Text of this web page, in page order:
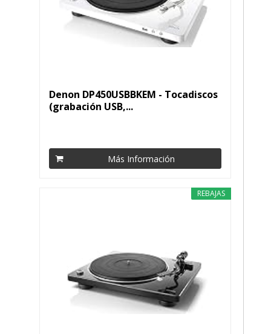
Denon DP450USBBKEM - Tocadiscos
(grabación USB,...
Más Información
REBAJAS